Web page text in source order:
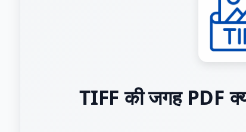
TIFF की जगह PDF